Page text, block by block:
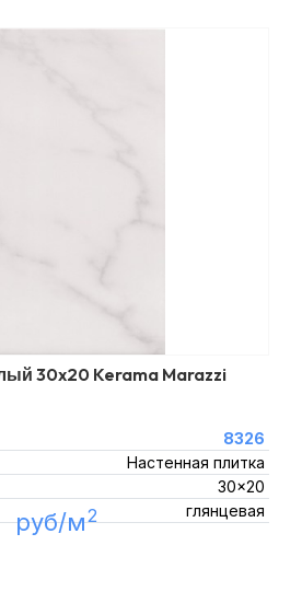
30x20 Kerama Marazzi
8326
Настенная плитка
30x20
глянцевая
руб/м2